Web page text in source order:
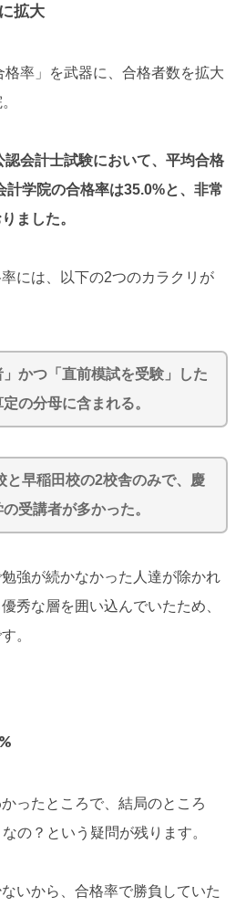
拡大
率」を武器に、合格者数を拡大
会計士試験において、平均合格
計学院の合格率は35.0%と、非常
ました。
には、以下の2つのカラクリが
」かつ「直前模試を受験」した
の分母に含まれる。
と早稲田校の2校舎のみで、慶
受講者が多かった。
強が続かなかった人達が除かれ
秀な層を囲い込んでいたため、
。
ったところで、結局のところ
の？という疑問が残ります。
いから、合格率で勝負していた